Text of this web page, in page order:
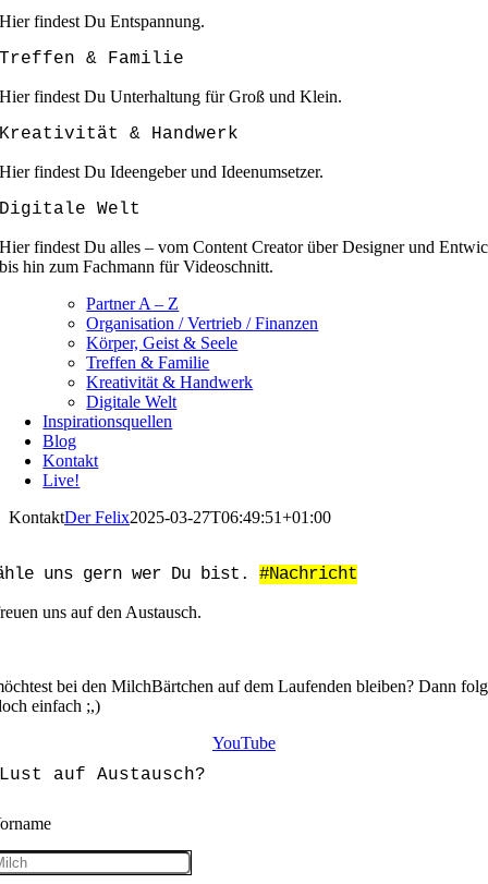
Hier findest Du Entspannung.
Treffen & Familie
Hier findest Du Unterhaltung für Groß und Klein.
Kreativität & Handwerk
Hier findest Du Ideengeber und Ideenumsetzer.
Digitale Welt
Hier findest Du alles – vom Content Creator über Designer und
bis hin zum Fachmann für Videoschnitt.
Partner A – Z
Organisation / Vertrieb / Finanzen
Körper, Geist & Seele
Treffen & Familie
Kreativität & Handwerk
Digitale Welt
Inspirationsquellen
Blog
Kontakt
Live!
KontaktDer Felix2025-03-27T06:49:51+01:00
uns gern wer Du bist. #Nachricht
uns auf den Austausch.
bei den MilchBärtchen auf dem Laufenden bleiben? Dann
einfach ;,)
YouTube
Lust auf Austausch?